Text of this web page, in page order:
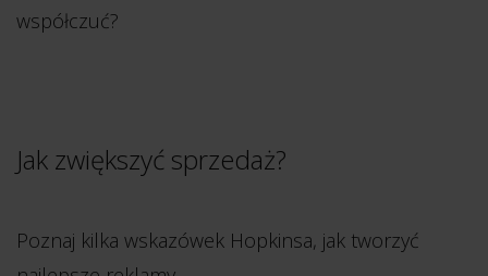
współczuć?
Jak zwiększyć sprzedaż?
Poznaj kilka wskazówek Hopkinsa, jak tworzyć